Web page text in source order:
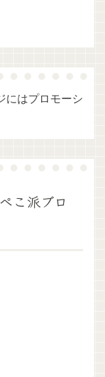
にはプロモーシ
こ派ブロ